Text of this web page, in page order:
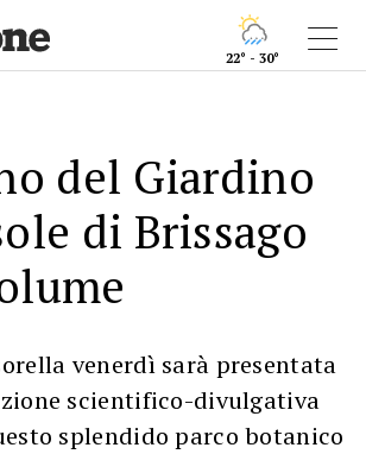
22° - 30°
del Giardino
di Brissago
venerdì sarà presentata
scientifico-divulgativa
splendido parco botanico